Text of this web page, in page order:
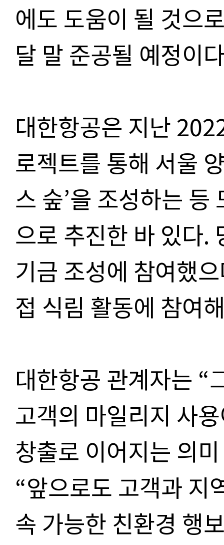
에도 도움이 될 것으
달 말 준공될 예정이
대한항공은 지난
로젝트를 통해 서울
스 숲’을 조성하는
으로 추진한 바 있다.
기금 조성에 참여했
접 식림 활동에 참여
대한항공 관계자는 “
고객의 마일리지 사
창출로 이어지는 의
“앞으로도 고객과 지
속 가능한 친환경 행